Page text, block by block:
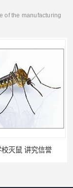
of the manufacturing